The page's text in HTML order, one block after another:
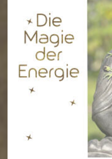
Jenseitskontakt
Kontakt
Impressum